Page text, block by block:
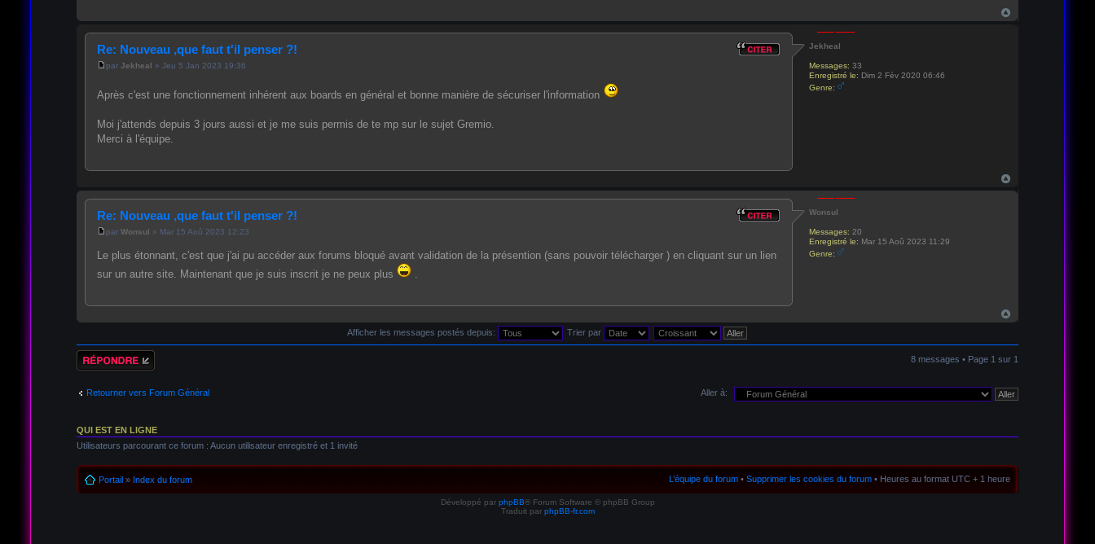
Re: Nouveau ,que faut t'il penser ?!
par Jekheal » Jeu 5 Jan 2023 19:36
Après c'est une fonctionnement inhérent aux boards en général et bonne manière de sécuriser l'information
Moi j'attends depuis 3 jours aussi et je me suis permis de te mp sur le sujet Gremio.
Merci à l'équipe.
Jekheal
Messages: 33
Enregistré le: Dim 2 Fév 2020 06:46
Genre:
Re: Nouveau ,que faut t'il penser ?!
par Wonsul » Mar 15 Aoû 2023 12:23
Le plus étonnant, c'est que j'ai pu accéder aux forums bloqué avant validation de la présention (sans pouvoir télécharger ) en cliquant sur un lien
sur un autre site. Maintenant que je suis inscrit je ne peux plus
.
Wonsul
Messages: 20
Enregistré le: Mar 15 Aoû 2023 11:29
Genre:
Afficher les messages postés depuis: Trier par
Répondre 8 messages • Page 1 sur 1
Retourner vers Forum Général Aller à:
QUI EST EN LIGNE
Utilisateurs parcourant ce forum : Aucun utilisateur enregistré et 1 invité
Portail» Index du forum L’équipe du forum •Supprimer les cookies du forum • Heures au format UTC + 1 heure
Développé par phpBB® Forum Software © phpBB Group
Traduit par phpBB-fr.com